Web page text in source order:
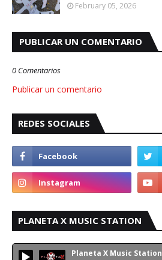
February 05, 2026
PUBLICAR UN COMENTARIO
0 Comentarios
Publicar un comentario
REDES SOCIALES
PLANETA X MUSIC STATION
Planeta X Music Station